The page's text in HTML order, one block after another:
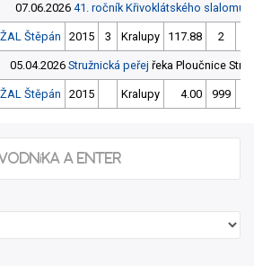
07.06.2026 41. ročník Křivoklátského slalomu
Štěpán 2015 3 Kralupy 117.88 2
05.04.2026 Stružnická peřej řeka Ploučnice
Štěpán 2015 Kralupy 4.00 999